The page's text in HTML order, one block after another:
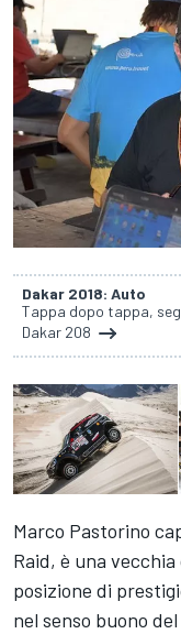
Dakar 2018: Auto
Tappa dopo tappa,
Dakar 208
Marco Pastorino
Raid, è una
posizione di
nel senso buono